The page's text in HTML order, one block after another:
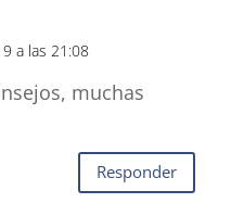
a las 21:08
muchas
Responder